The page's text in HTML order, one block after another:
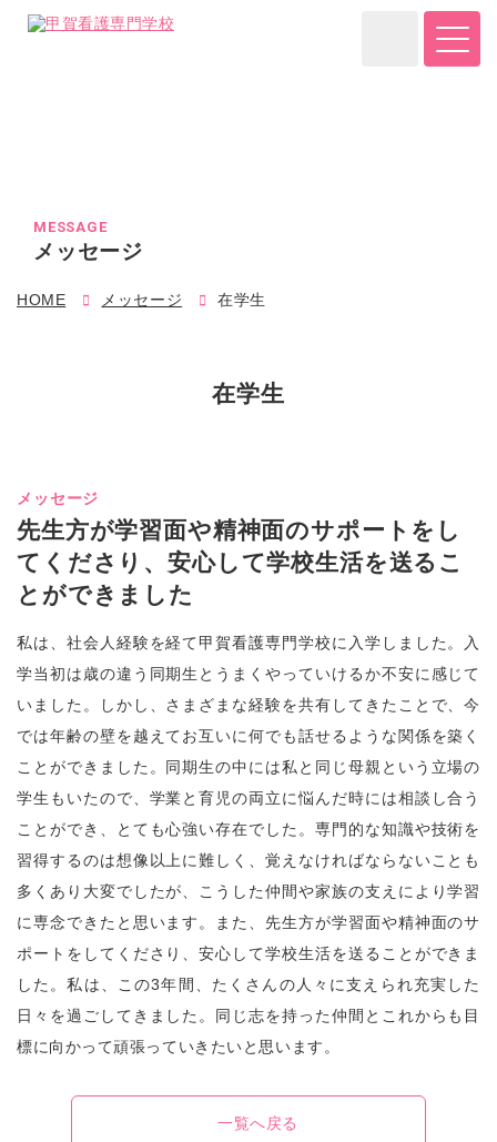
MESSAGE
メッセージ
HOME メッセージ 在学生
在学生
メッセージ
先生方が学習面や精神面のサポートをし
てくださり、安心して学校生活を送るこ
とができました
私は、社会人経験を経て甲賀看護専門学校に入学しました。入
学当初は歳の違う同期生とうまくやっていけるか不安に感じて
いました。しかし、さまざまな経験を共有してきたことで、今
では年齢の壁を越えてお互いに何でも話せるような関係を築く
ことができました。同期生の中には私と同じ母親という立場の
学生もいたので、学業と育児の両立に悩んだ時には相談し合う
ことができ、とても心強い存在でした。専門的な知識や技術を
習得するのは想像以上に難しく、覚えなければならないことも
多くあり大変でしたが、こうした仲間や家族の支えにより学習
に専念できたと思います。また、先生方が学習面や精神面のサ
ポートをしてくださり、安心して学校生活を送ることができま
した。私は、この3年間、たくさんの人々に支えられ充実した
日々を過ごしてきました。同じ志を持った仲間とこれからも目
標に向かって頑張っていきたいと思います。
一覧へ戻る